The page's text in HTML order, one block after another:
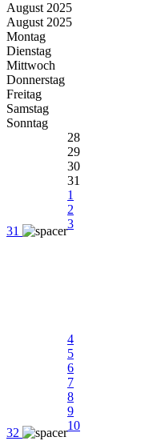
August 2025
August 2025
Montag
Dienstag
Mittwoch
Donnerstag
Freitag
Samstag
Sonntag
31
28
29
30
31
1
2
3
32
4
5
6
7
8
9
10